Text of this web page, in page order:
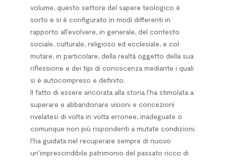
volume, questo settore del sapere teologico è
sorto e si è configurato in modi differenti in
rapporto al­l’evolvere, in generale, del contesto
sociale, culturale, religioso ed ecclesiale, e col
mutare, in particolare, del­la realtà oggetto del­la sua
riflessione e dei tipi di conoscenza mediante i quali
si è autocompreso e definito.
Il fatto di essere ancorata alla storia l’ha stimolata a
superare e abbandonare visioni e concezioni
rivelatesi di volta in volta erronee, inadeguate o
comunque non più rispondenti a mutate condizioni;
l’ha guidata nel recuperare sempre di nuovo
un’imprescindibile patrimonio del pas­­sato ricco di